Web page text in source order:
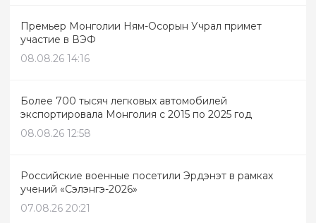
Премьер Монголии Ням-Осорын Учрал примет
участие в ВЭФ
08.08.26 14:16
Более 700 тысяч легковых автомобилей
экспортировала Монголия с 2015 по 2025 год
08.08.26 12:58
Российские военные посетили Эрдэнэт в рамках
учений «Сэлэнгэ-2026»
07.08.26 20:21